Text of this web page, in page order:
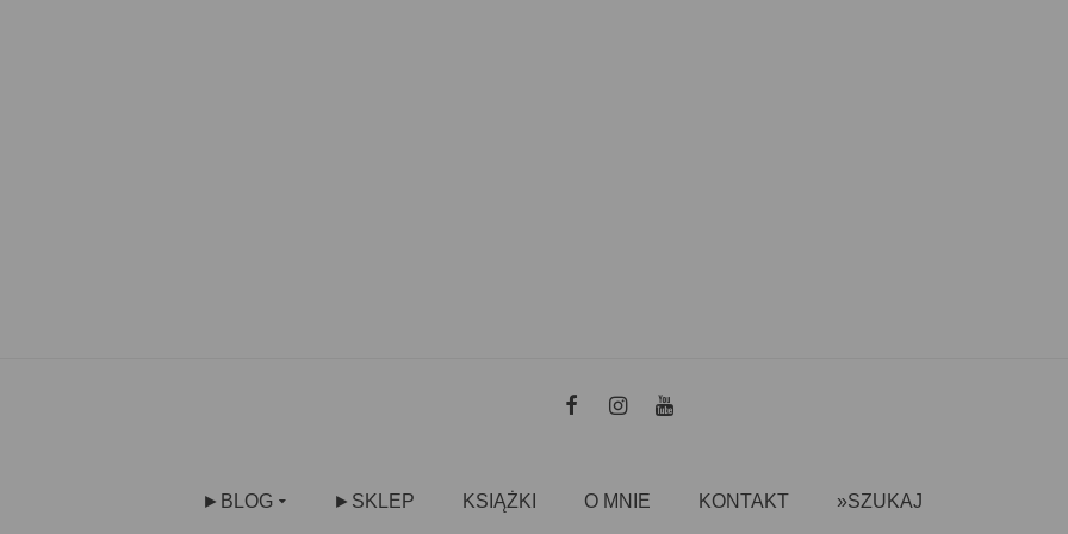
►BLOG ►SKLEP KSIĄŻKI O MNIE KONTAKT »SZUKAJ